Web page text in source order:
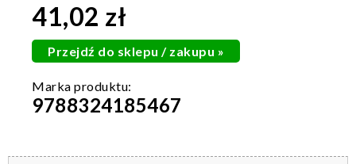
41,02 zł
Przejdź do sklepu / zakupu »
9788324185467